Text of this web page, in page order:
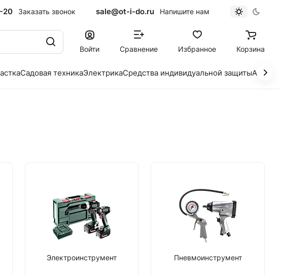
20 Заказать звонок sale@ot-i-do.ru Напишите нам
Войти Сравнение Избранное Корзина
Садовая техникаЭлектрикаСредства индивидуальной защиты
Электроинструмент Пневмоинструмент